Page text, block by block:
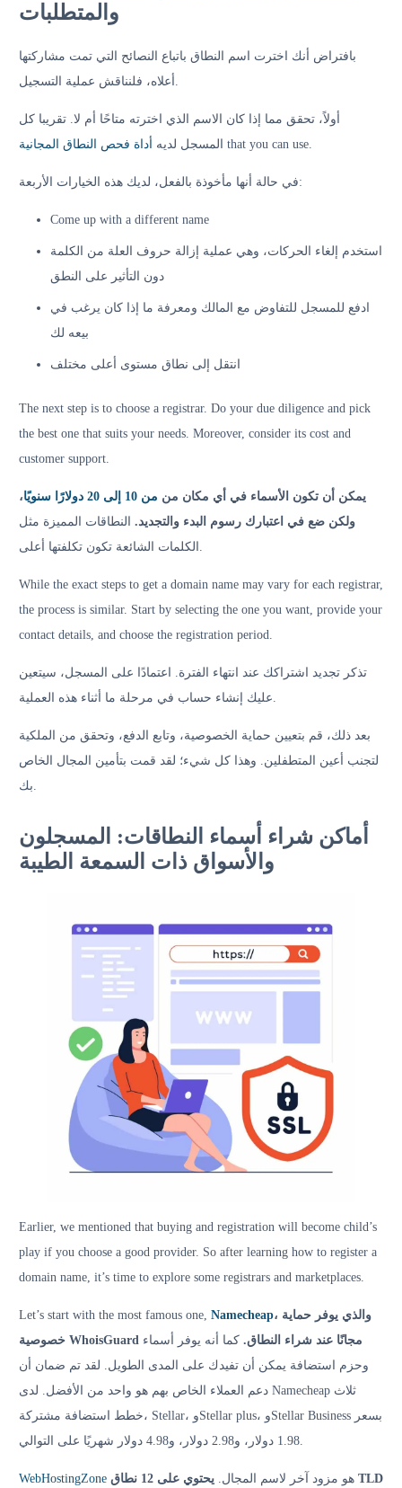
والمتطلبات
بافتراض أنك اخترت اسم النطاق باتباع النصائح التي تمت مشاركتها
أعلاه، فلنناقش عملية التسجيل.
أولاً، تحقق مما إذا كان الاسم الذي اخترته متاحًا أم لا. تقريبا كل
المسجل لديه أداة فحص النطاق المجانية that you can use.
في حالة أنها مأخوذة بالفعل، لديك هذه الخيارات الأربعة:
Come up with a different name
استخدم إلغاء الحركات، وهي عملية إزالة حروف العلة من الكلمة
دون التأثير على النطق
ادفع للمسجل للتفاوض مع المالك ومعرفة ما إذا كان يرغب في
بيعه لك
انتقل إلى نطاق مستوى أعلى مختلف
The next step is to choose a registrar. Do your due diligence and pick
the best one that suits your needs. Moreover, consider its cost and
customer support.
يمكن أن تكون الأسماء في أي مكان من من 10 إلى 20 دولارًا سنويًا
،
ولكن ضع في اعتبارك رسوم البدء والتجديد. النطاقات المميزة مثل
الكلمات الشائعة تكون تكلفتها أعلى.
While the exact steps to get a domain name may vary for each registrar,
the process is similar. Start by selecting the one you want, provide your
contact details, and choose the registration period.
تذكر تجديد اشتراكك عند انتهاء الفترة. اعتمادًا على المسجل، سيتعين
عليك إنشاء حساب في مرحلة ما أثناء هذه العملية.
بعد ذلك، قم بتعيين حماية الخصوصية، وتابع الدفع، وتحقق من الملكية
لتجنب أعين المتطفلين. وهذا كل شيء؛ لقد قمت بتأمين المجال الخاص
بك.
أماكن شراء أسماء النطاقات: المسجلون
والأسواق ذات السمعة الطيبة
Earlier, we mentioned that buying and registration will become child’s
play if you choose a good provider. So after learning how to register a
domain name, it’s time to explore some registrars and marketplaces.
Let’s start with the most famous one, Namecheap، والذي يوفر حماية
خصوصية WhoisGuard مجانًا عند شراء النطاق. كما أنه يوفر أسماء
وحزم استضافة يمكن أن تفيدك على المدى الطويل. لقد تم ضمان أن
دعم العملاء الخاص بهم هو واحد من الأفضل. لدى Namecheap ثلاث
خطط استضافة مشتركة، Stellar، وStellar plus، وStellar Business بسعر
1.98 دولار، و2.98 دولار، و4.98 دولار شهريًا على التوالي.
WebHostingZone هو مزود آخر لاسم المجال. يحتوي على 12 نطاق TLD